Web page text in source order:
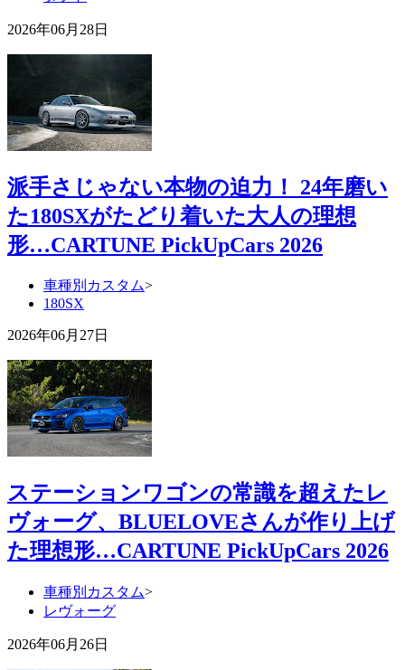
2026年06月28日
派手さじゃない本物の迫力！ 24年磨い
た180SXがたどり着いた大人の理想
形…CARTUNE PickUpCars 2026
車種別カスタム>
180SX
2026年06月27日
ステーションワゴンの常識を超えたレ
ヴォーグ、BLUELOVEさんが作り上げ
た理想形…CARTUNE PickUpCars 2026
車種別カスタム>
レヴォーグ
2026年06月26日